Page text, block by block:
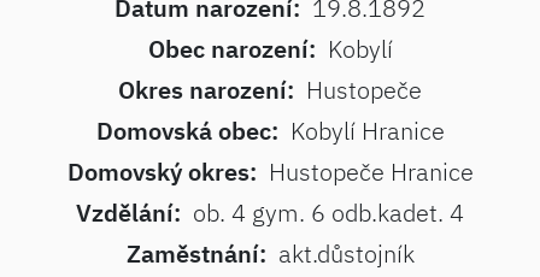
Datum narození: 19.8.1892
Obec narození: Kobylí
Okres narození: Hustopeče
Domovská obec: Kobylí Hranice
Domovský okres: Hustopeče Hranice
Vzdělání: ob. 4 gym. 6 odb.kadet. 4
Zaměstnání: akt.důstojník